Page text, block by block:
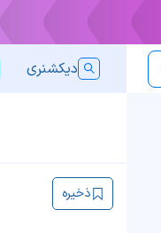
دیکشنری
ذخیره